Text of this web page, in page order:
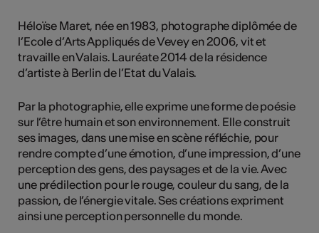
Héloïse Maret, née en 1983, photographe diplômée de
l’Ecole d’Arts Appliqués de Vevey en 2006, vit et
travaille en Valais. Lauréate 2014 de la résidence
d’artiste à Berlin de l’Etat du Valais.
Par la photographie, elle exprime une forme de poésie
sur l’être humain et son environnement. Elle construit
ses images, dans une mise en scène réfléchie, pour
rendre compte d’une émotion, d’une impression, d’une
perception des gens, des paysages et de la vie. Avec
une prédilection pour le rouge, couleur du sang, de la
passion, de l’énergie vitale. Ses créations expriment
ainsi une perception personnelle du monde.